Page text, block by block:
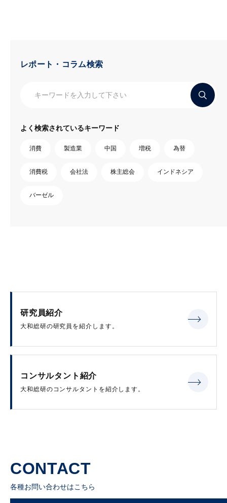
レポート・コラム検索
よく検索されているキーワード
消費 製造業 中国 増税 為替
消費税 会社法 株主総会 インドネシア
バーゼル
研究員紹介
大和総研の研究員を紹介します。
コンサルタント紹介
大和総研のコンサルタントを紹介します。
CONTACT
各種お問い合わせはこちら